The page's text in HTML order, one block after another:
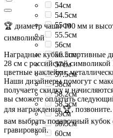
54см
54.5см
55см
55.5см
56см
56.5см
57см
57.5см
58см
58.2см
58.5см
59см
59.5см
60см
🏆 диаметр чаши 100 мм и
символикой
Наградные кубки спортивные
28 см с российской
цветные наклейки,
Наши дизайнеры помогут с
получаете скидку и
вы сможете оплатить
для награждения 🏆,
вам выбрать подарочный кубок
гравировкой.